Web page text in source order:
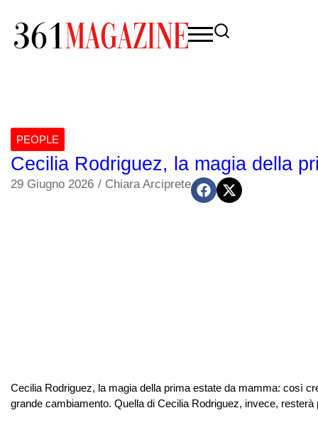
PEOPLE
Cecilia Rodriguez, la magia della
29 Giugno 2026 / Chiara Arciprete
Cecilia Rodriguez, la magia della prima estate da mamma: così
grande cambiamento. Quella di Cecilia Rodriguez, invece,